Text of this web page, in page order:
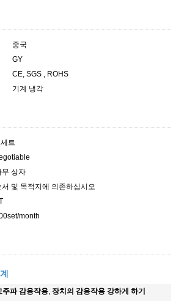
중국
GY
CE, SGS , ROHS
기계 냉각
트
무 상자
서 및 목적지에 의존하십시오
month
주파 감응작용, 장치의 감응작용 강하게 하기